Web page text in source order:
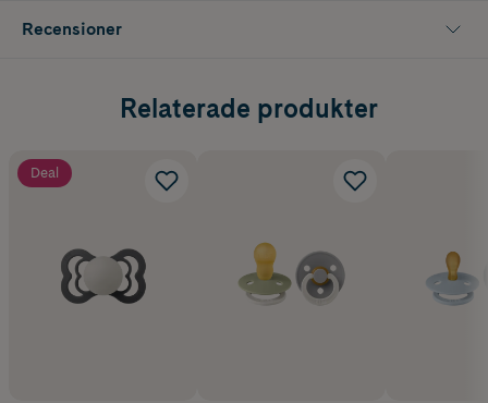
Recensioner
Relaterade produkter
Deal